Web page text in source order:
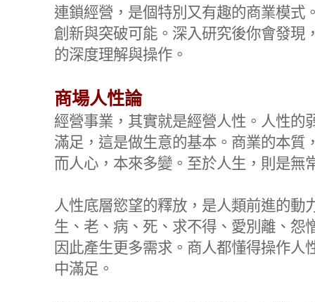
連鎖經營，是個特別又有趣的商業模式
創新與突破可能。深入研究後你會發現
的深度理解與操作。
商場人性論
經營事業，其實就是經營人性。人性的
滿足，這是做生意的基本。商業的本質
而人心，本來多變。至於人生，則是無
人性底層慾望的釋放，是人類前進的
生、老、病、死、求不得、愛別離、怨
因此產生更多需求。商人都懂得操作人
中滿足。